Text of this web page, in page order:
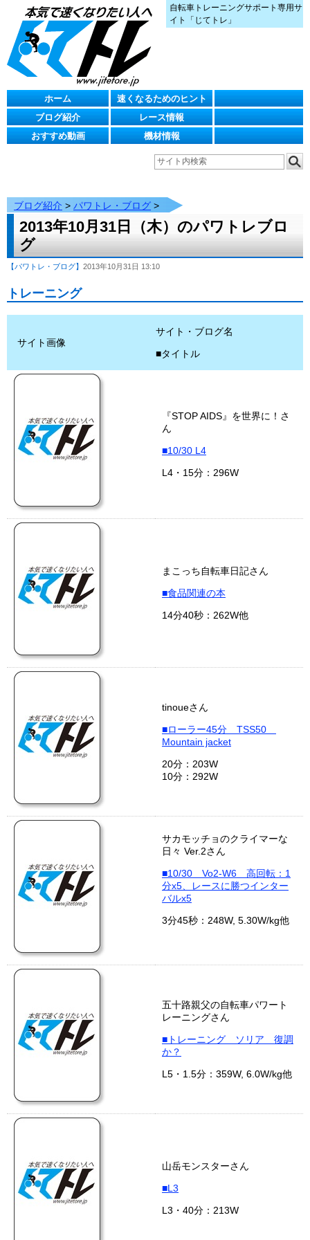
自転車トレーニングサポート専用サ
イト「じてトレ」
ホーム
速くなるためのヒント
ブログ紹介
レース情報
おすすめ動画
機材情報
ブログ紹介 > パワトレ・ブログ>
2013年10月31日（木）のパワトレブロ
グ
【パワトレ・ブログ】 2013年10月31日 13:10
トレーニング
サイト画像
サイト・ブログ名
■タイトル
『STOP AIDS』を世界に！さ
ん
■10/30 L4
L4・15分：296W
まこっち自転車日記さん
■食品関連の本
14分40秒：262W他
tinoueさん
■ローラー45分 TSS50
Mountain jacket
20分：203W
10分：292W
サカモッチョのクライマーな
日々 Ver.2さん
■10/30 Vo2-W6 高回転：1
分x5、レースに勝つインター
バルx5
3分45秒：248W, 5.30W/kg他
五十路親父の自転車パワート
レーニングさん
■トレーニング ソリア 復調
か？
L5・1.5分：359W, 6.0W/kg他
山岳モンスターさん
■L3
L3・40分：213W